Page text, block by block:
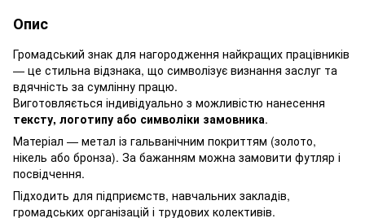
Опис
Громадський знак для нагородження найкращих працівників
— це стильна відзнака, що символізує визнання заслуг та
вдячність за сумлінну працю.
Виготовляється індивідуально з можливістю нанесення
тексту, логотипу або символіки замовника.
Матеріал — метал із гальванічним покриттям (золото,
нікель або бронза). За бажанням можна замовити футляр і
посвідчення.
Підходить для підприємств, навчальних закладів,
громадських організацій і трудових колективів.